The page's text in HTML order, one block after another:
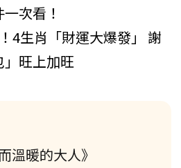
次看！
4生肖「財運大爆發」 謝
」旺上加旺
溫暖的大人》